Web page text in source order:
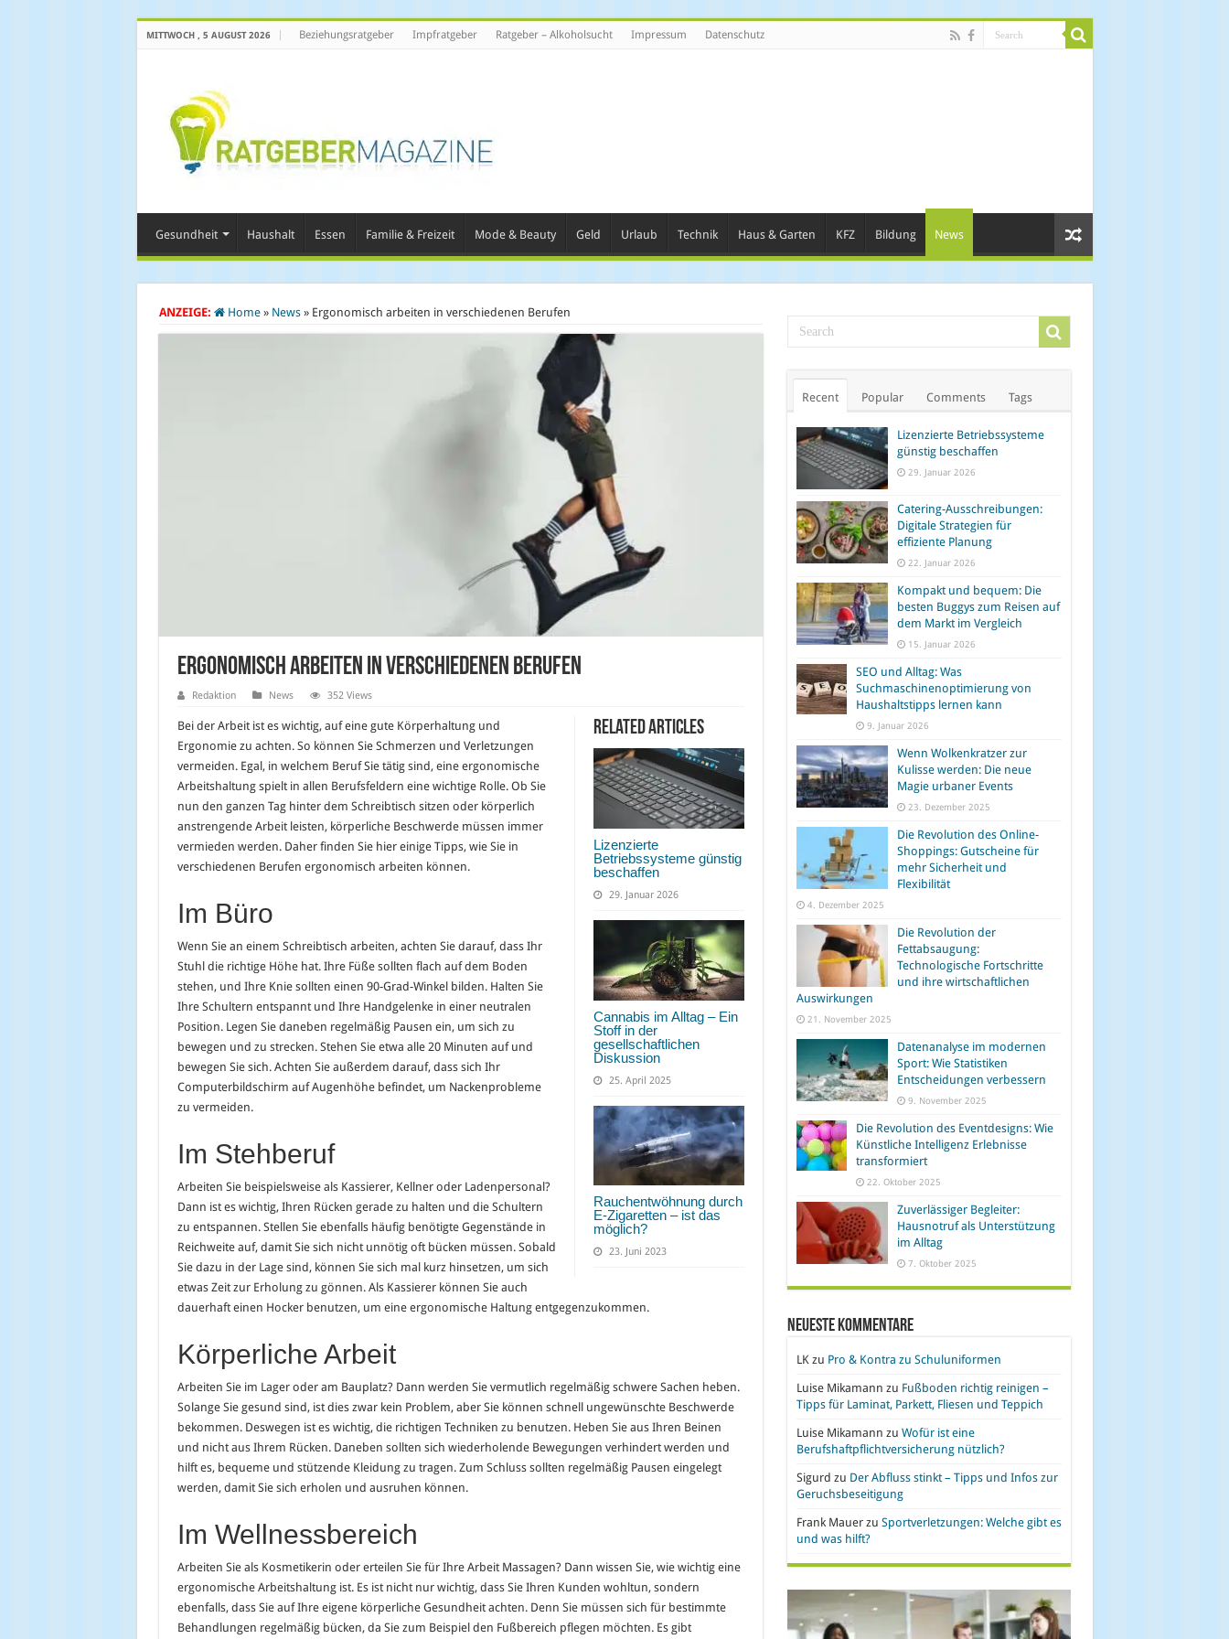
MITTWOCH , 5 AUGUST 2026 Beziehungsratgeber Impfratgeber Ratgeber – Alkoholsucht Impressum Datenschutz
Gesundheit Haushalt Essen Familie & Freizeit Mode & Beauty Geld Urlaub Technik Haus & Garten KFZ Bildung News
ANZEIGE: Home » News » Ergonomisch arbeiten in verschiedenen Berufen
Ergonomisch arbeiten in verschiedenen Berufen
Redaktion News 352 Views
Related Articles
Lizenzierte
Betriebssysteme günstig
beschaffen
29. Januar 2026
Cannabis im Alltag – Ein
Stoff in der
gesellschaftlichen
Diskussion
25. April 2025
Rauchentwöhnung durch
E-Zigaretten – ist das
möglich?
23. Juni 2023
Bei der Arbeit ist es wichtig, auf eine gute Körperhaltung und
Ergonomie zu achten. So können Sie Schmerzen und Verletzungen
vermeiden. Egal, in welchem Beruf Sie tätig sind, eine ergonomische
Arbeitshaltung spielt in allen Berufsfeldern eine wichtige Rolle. Ob Sie
nun den ganzen Tag hinter dem Schreibtisch sitzen oder körperlich
anstrengende Arbeit leisten, körperliche Beschwerde müssen immer
vermieden werden. Daher finden Sie hier einige Tipps, wie Sie in
verschiedenen Berufen ergonomisch arbeiten können.
Im Büro
Wenn Sie an einem Schreibtisch arbeiten, achten Sie darauf, dass Ihr
Stuhl die richtige Höhe hat. Ihre Füße sollten flach auf dem Boden
stehen, und Ihre Knie sollten einen 90-Grad-Winkel bilden. Halten Sie
Ihre Schultern entspannt und Ihre Handgelenke in einer neutralen
Position. Legen Sie daneben regelmäßig Pausen ein, um sich zu
bewegen und zu strecken. Stehen Sie etwa alle 20 Minuten auf und
bewegen Sie sich. Achten Sie außerdem darauf, dass sich Ihr
Computerbildschirm auf Augenhöhe befindet, um Nackenprobleme
zu vermeiden.
Im Stehberuf
Arbeiten Sie beispielsweise als Kassierer, Kellner oder Ladenpersonal?
Dann ist es wichtig, Ihren Rücken gerade zu halten und die Schultern
zu entspannen. Stellen Sie ebenfalls häufig benötigte Gegenstände in
Reichweite auf, damit Sie sich nicht unnötig oft bücken müssen. Sobald
Sie dazu in der Lage sind, können Sie sich mal kurz hinsetzen, um sich
etwas Zeit zur Erholung zu gönnen. Als Kassierer können Sie auch
dauerhaft einen Hocker benutzen, um eine ergonomische Haltung entgegenzukommen.
Körperliche Arbeit
Arbeiten Sie im Lager oder am Bauplatz? Dann werden Sie vermutlich regelmäßig schwere Sachen heben.
Solange Sie gesund sind, ist dies zwar kein Problem, aber Sie können schnell ungewünschte Beschwerde
bekommen. Deswegen ist es wichtig, die richtigen Techniken zu benutzen. Heben Sie aus Ihren Beinen
und nicht aus Ihrem Rücken. Daneben sollten sich wiederholende Bewegungen verhindert werden und
hilft es, bequeme und stützende Kleidung zu tragen. Zum Schluss sollten regelmäßig Pausen eingelegt
werden, damit Sie sich erholen und ausruhen können.
Im Wellnessbereich
Arbeiten Sie als Kosmetikerin oder erteilen Sie für Ihre Arbeit Massagen? Dann wissen Sie, wie wichtig eine
ergonomische Arbeitshaltung ist. Es ist nicht nur wichtig, dass Sie Ihren Kunden wohltun, sondern
ebenfalls, dass Sie auf Ihre eigene körperliche Gesundheit achten. Denn Sie müssen sich für bestimmte
Behandlungen regelmäßig bücken, da Sie zum Beispiel den Fußbereich pflegen möchten. Es gibt
Recent Popular Comments Tags
Lizenzierte Betriebssysteme
günstig beschaffen
29. Januar 2026
Catering-Ausschreibungen:
Digitale Strategien für
effiziente Planung
22. Januar 2026
Kompakt und bequem: Die
besten Buggys zum Reisen auf
dem Markt im Vergleich
15. Januar 2026
SEO und Alltag: Was
Suchmaschinenoptimierung von
Haushaltstipps lernen kann
9. Januar 2026
Wenn Wolkenkratzer zur
Kulisse werden: Die neue
Magie urbaner Events
23. Dezember 2025
Die Revolution des Online-
Shoppings: Gutscheine für
mehr Sicherheit und
Flexibilität
4. Dezember 2025
Die Revolution der
Fettabsaugung:
Technologische Fortschritte
und ihre wirtschaftlichen
Auswirkungen
21. November 2025
Datenanalyse im modernen
Sport: Wie Statistiken
Entscheidungen verbessern
9. November 2025
Die Revolution des Eventdesigns: Wie
Künstliche Intelligenz Erlebnisse
transformiert
22. Oktober 2025
Zuverlässiger Begleiter:
Hausnotruf als Unterstützung
im Alltag
7. Oktober 2025
Neueste Kommentare
LKzu Pro & Kontra zu Schuluniformen
Luise Mikamann zu Fußboden richtig reinigen –
Tipps für Laminat, Parkett, Fliesen und Teppich
Luise Mikamann zu Wofür ist eine
Berufshaftpflichtversicherung nützlich?
Sigurd zu Der Abfluss stinkt – Tipps und Infos zur
Geruchsbeseitigung
Frank Mauerzu Sportverletzungen: Welche gibt es
und was hilft?